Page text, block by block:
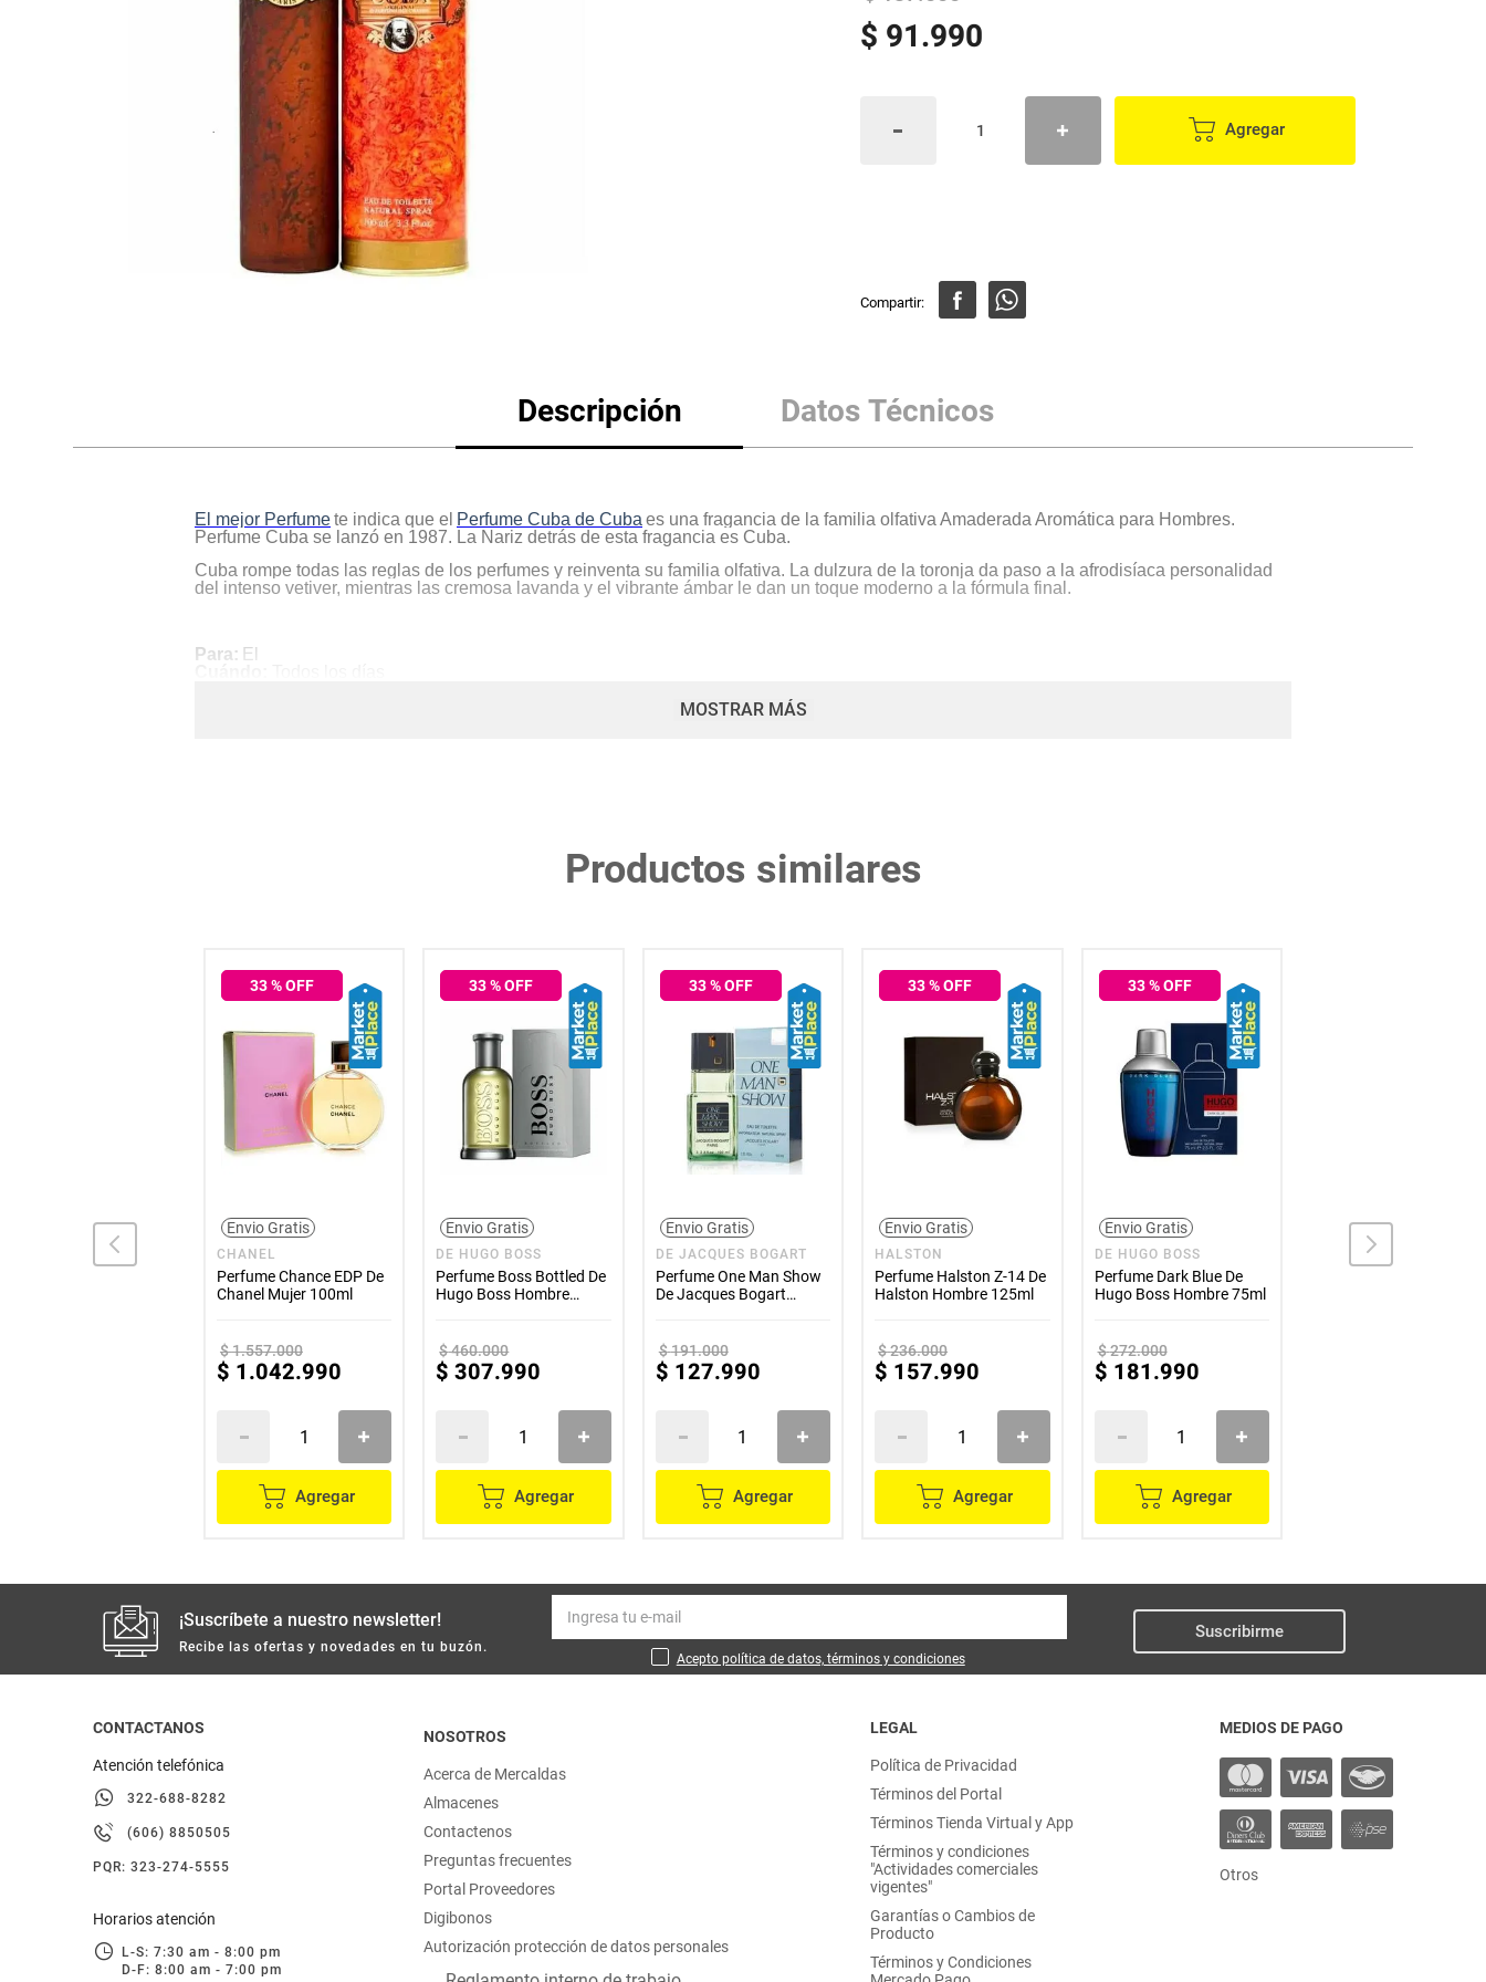
lácteos y refrigerados
otros
$ 91.990
Agregar
Descripción Datos Técnicos
El mejor Perfumete indica que el Perfume Cuba de Cuba es una fragancia de la familia olfativa Amaderada Aromática para Hombres.
Perfume Cuba se lanzó en 1987. La Nariz detrás de esta fragancia es Cuba.
Cuba rompe todas las reglas de los perfumes y reinventa su familia olfativa. La dulzura de la toronja da paso a la afrodisíaca personalidad
del intenso vetiver, mientras las cremosa lavanda y el vibrante ámbar le dan un toque moderno a la fórmula final.
Para: El
MOSTRAR MÁS
Productos similares
Envio Gratis
33% OFF
CHANEL
Perfume Chance EDP De
Chanel Mujer 100ml
$1.557.000
$ 1.042.990
Agregar
Envio Gratis
33% OFF
DE HUGO BOSS
Perfume Boss Bottled De
Hugo Boss Hombre
$460.000
$ 307.990
Agregar
Envio Gratis
33% OFF
DE JACQUES BOGART
Perfume One Man Show
De Jacques Bogart
$191.000
$ 127.990
Agregar
Envio Gratis
33% OFF
HALSTON
Perfume Halston Z-14 De
Halston Hombre 125ml
$236.000
$ 157.990
Agregar
Envio Gratis
33% OFF
DE HUGO BOSS
Perfume Dark Blue De
Hugo Boss Hombre 75ml
$272.000
$ 181.990
Agregar
Envio Gratis
HALSTON
¡Suscríbete a nuestro newsletter!
Recibe las ofertas y novedades en tu buzón.
Acepto política de datos, términos y condiciones
Suscribirme
CONTACTANOS
Atención telefónica
322-688-8282
(606) 8850505
PQR: 323-274-5555
Horarios atención
L-S: 7:30 am - 8:00 pm
D-F: 8:00 am - 7:00 pm
NOSOTROS
Acerca de Mercaldas
Almacenes
Contactenos
Preguntas frecuentes
Portal Proveedores
Digibonos
Autorización protección de datos personales
LEGAL
Política de Privacidad
Términos del Portal
Términos Tienda Virtual y App
Términos y condiciones
"Actividades comerciales
vigentes"
Garantías o Cambios de
Producto
Términos y Condiciones
MEDIOS DE PAGO
Otros
Mantequilla